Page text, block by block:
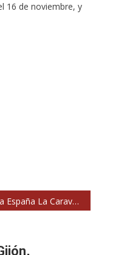
16 de noviembre, y
Llega a España La Caravana Americana de Xoel López